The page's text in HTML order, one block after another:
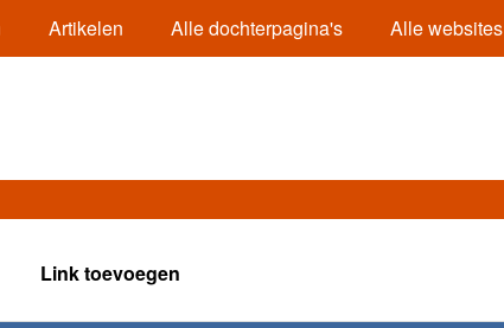
Artikelen Alle dochterpagina's Alle websites
Link toevoegen